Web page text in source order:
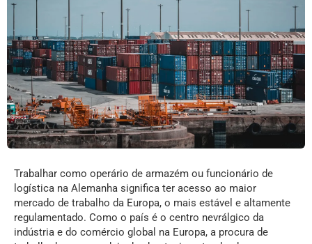
Trabalhar como operário de armazém ou funcionário de
logística na Alemanha significa ter acesso ao maior
mercado de trabalho da Europa, o mais estável e altamente
regulamentado. Como o país é o centro nevrálgico da
indústria e do comércio global na Europa, a procura de